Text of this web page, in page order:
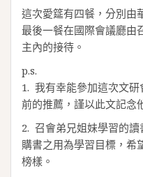
這次愛筵有四餐，分別由
最後一餐在國際會議廳由
主內的接待。
p.s.
1. 我有幸能參加這次文
前的推薦，謹以此文記念
2. 召會弟兄姐妹學習的
購書之用為學習目標，希
榜樣。